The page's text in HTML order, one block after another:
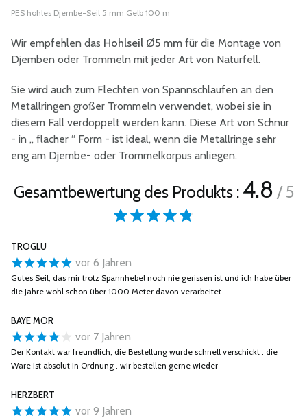
PES hohles Djembe-Seil 5 mm Gelb 100 m
Wir empfehlen das Hohlseil Ø5 mm für die Montage von
Djemben oder Trommeln mit jeder Art von Naturfell.
Sie wird auch zum Flechten von Spannschlaufen an den
Metallringen großer Trommeln verwendet, wobei sie in
diesem Fall verdoppelt werden kann. Diese Art von Schnur
- in „ flacher “ Form - ist ideal, wenn die Metallringe sehr
eng am Djembe- oder Trommelkorpus anliegen.
Gesamtbewertung des Produkts :4.8 / 5
TROGLU
vor 6 Jahren
Gutes Seil, das mir trotz Spannhebel noch nie gerissen ist und ich habe über
die Jahre wohl schon über 1000 Meter davon verarbeitet.
BAYE MOR
vor 7 Jahren
Der Kontakt war freundlich, die Bestellung wurde schnell verschickt . die
Ware ist absolut in Ordnung . wir bestellen gerne wieder
HERZBERT
vor 9 Jahren